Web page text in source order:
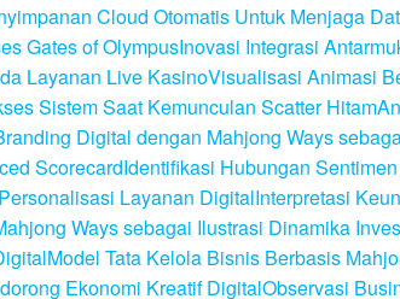
Cloud Otomatis Untuk Menjaga
Gates of OlympusInovasi Integrasi
Layanan Live KasinoVisualisasi Animasi
Sistem Saat Kemunculan Scatter Hitam
Digital dengan Mahjong Ways
ScorecardIdentifikasi Hubungan
Layanan DigitalInterpretasi
Ways sebagai Ilustrasi Dinamika
Model Tata Kelola Bisnis Berbasis
Ekonomi Kreatif DigitalObservasi